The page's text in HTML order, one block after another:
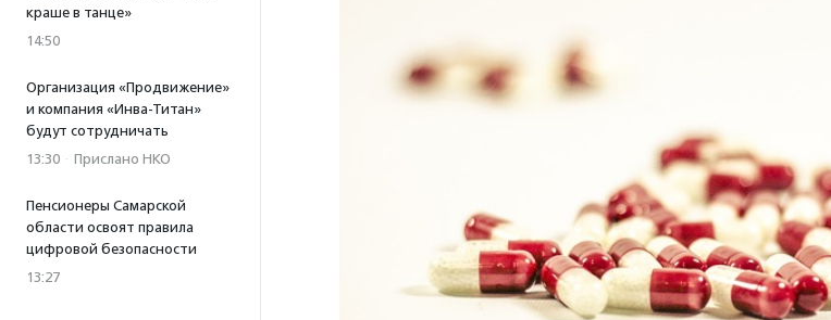
краше в танце»
14:50
Организация «Продвижение»
и компания «Инва-Титан»
будут сотрудничать
13:30 · Прислано НКО
Пенсионеры Самарской
области освоят правила
цифровой безопасности
13:27